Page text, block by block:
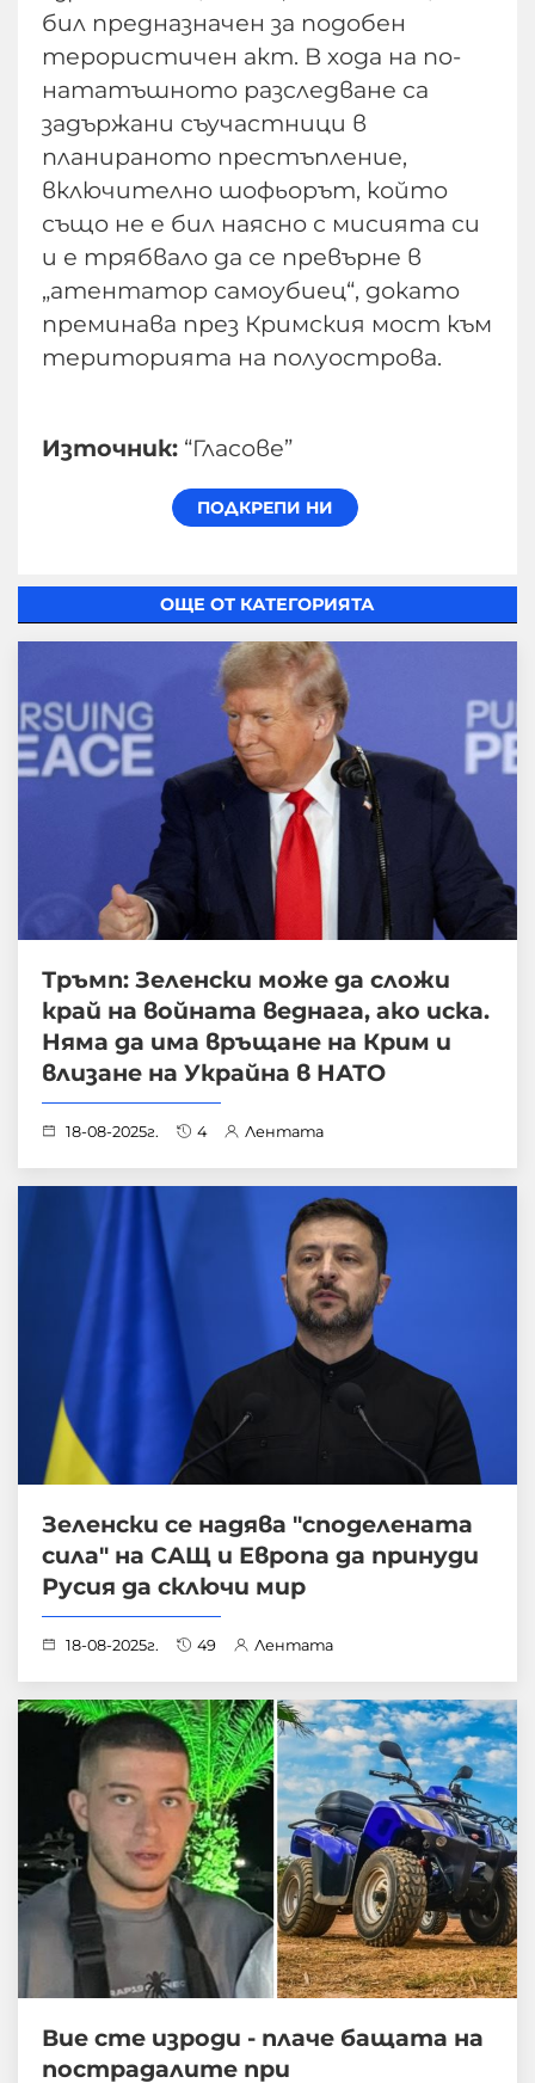
бил предназначен за подобен
терористичен акт. В хода на по-
нататъшното разследване са
задържани съучастници в
планираното престъпление,
включително шофьорът, който
също не е бил наясно с мисията си
и е трябвало да се превърне в
„атентатор самоубиец“, докато
преминава през Кримския мост към
територията на полуострова.
Източник: “Гласове”
ОЩЕ ОТ КАТЕГОРИЯТА
Тръмп: Зеленски може да сложи
край на войната веднага, ако иска.
Няма да има връщане на Крим и
влизане на Украйна в НАТО
18-08-2025г. 4 Лентата
Зеленски се надява "споделената
сила" на САЩ и Европа да принуди
Русия да сключи мир
18-08-2025г. 49 Лентата
Вие сте изроди - плаче бащата на
пострадалите при